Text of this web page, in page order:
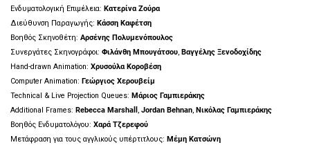
Ενδυματολογική Επιμέλεια: Κατερίνα Ζούρα
Διεύθυνση Παραγωγής: Κάσση Καφέτση
Βοηθός Σκηνοθέτη: Αρσένης Πολυμενόπουλος
Συνεργάτες Σκηνογράφοι: Φιλάνθη Μπουγάτσου, Βαγγέλης Ξενοδοχίδης
Hand-drawn Animation: Χρυσούλα Κοροβέση
Computer Animation: Γεώργιος Χερουβείμ
Technical & Live Projection Queues: Μάριος Γαμπιεράκης
Additional Frames: Rebecca Marshall , Jordan Behnan, Νικόλας Γαμπιεράκης
Βοηθός Ενδυματολόγου: Χαρά Τζερεφού
Μετάφραση για τους αγγλικούς υπέρτιτλους: Μέμη Κατσώνη